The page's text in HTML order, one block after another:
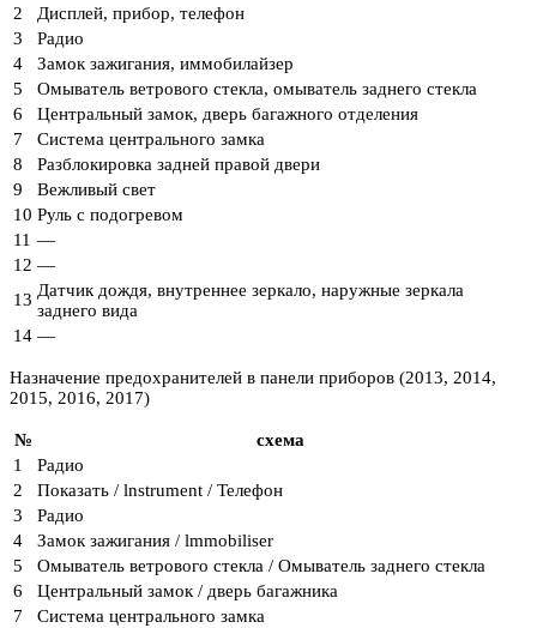
2
Дисплей, прибор, телефон
3
Радио
4
Замок зажигания, иммобилайзер
5
Омыватель ветрового стекла, омыватель заднего стекла
6
Центральный замок, дверь багажного отделения
7
Система центрального замка
8
Разблокировка задней правой двери
9
Вежливый свет
10 Руль с подогревом
11 —
12 —
13 Датчик дождя, внутреннее зеркало, наружные зеркала
заднего вида
14 —
Назначение предохранителей в панели приборов (2013, 2014,
2015, 2016, 2017)
№
схема
1
Радио
2
Показать / lnstrument / Телефон
3
Радио
4
Замок зажигания / lmmobiliser
5
Омыватель ветрового стекла / Омыватель заднего стекла
6
Центральный замок / дверь багажника
7
Система центрального замка